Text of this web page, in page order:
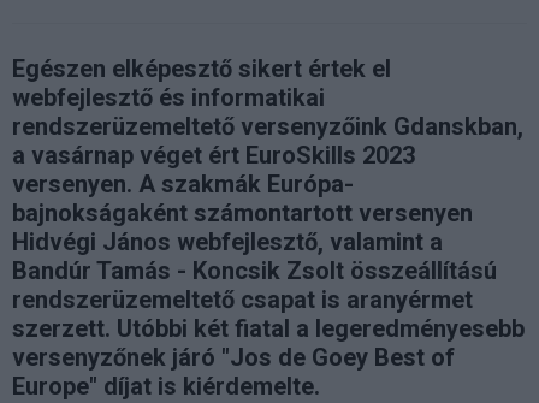
Egészen elképesztő sikert értek el
webfejlesztő és informatikai
rendszerüzemeltető versenyzőink Gdanskban,
a vasárnap véget ért EuroSkills 2023
versenyen. A szakmák Európa-
bajnokságaként számontartott versenyen
Hidvégi János webfejlesztő, valamint a
Bandúr Tamás - Koncsik Zsolt összeállítású
rendszerüzemeltető csapat is aranyérmet
szerzett. Utóbbi két fiatal a legeredményesebb
versenyzőnek járó "Jos de Goey Best of
Europe" díjat is kiérdemelte.